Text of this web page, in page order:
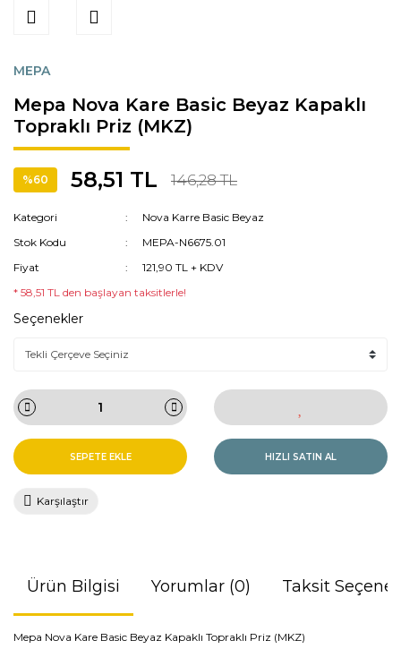
MEPA
Mepa Nova Kare Basic Beyaz Kapaklı
Topraklı Priz (MKZ)
%60 58,51 TL 146,28 TL
Kategori
Nova Karre Basic Beyaz
Stok Kodu
MEPA-N6675.01
Fiyat
121,90 TL + KDV
* 58,51 TL den başlayan taksitlerle!
Seçenekler
SEPETE EKLE HIZLI SATIN AL
Karşılaştır
Ürün Bilgisi Yorumlar (0) Taksit
Mepa Nova Kare Basic Beyaz Kapaklı Topraklı Priz (MKZ)